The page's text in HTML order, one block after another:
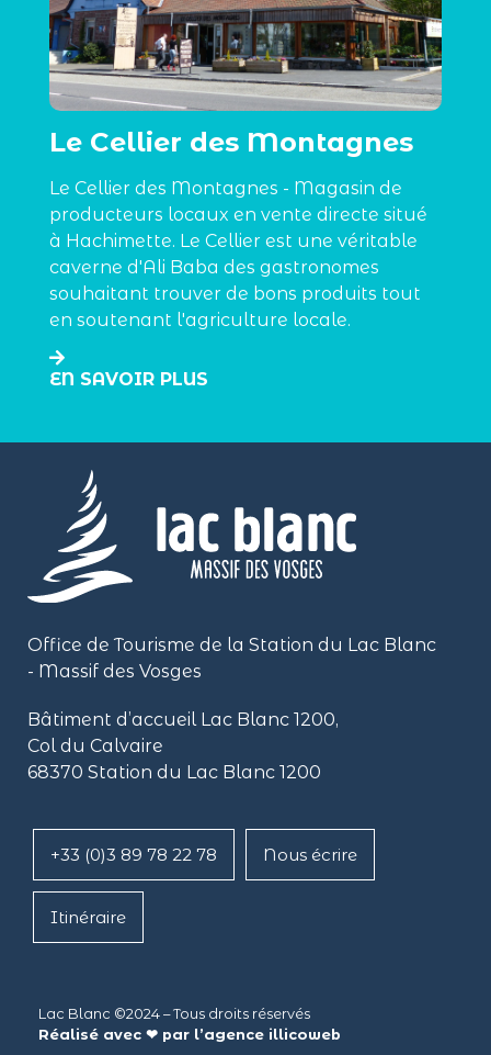
Le Cellier des Montagnes
Le Cellier des Montagnes - Magasin de
producteurs locaux en vente directe situé
à Hachimette. Le Cellier est une véritable
caverne d'Ali Baba des gastronomes
souhaitant trouver de bons produits tout
en soutenant l'agriculture locale.
EN SAVOIR PLUS
Office de Tourisme de la Station du Lac Blanc
- Massif des Vosges
Bâtiment d’accueil Lac Blanc 1200,
Col du Calvaire
68370 Station du Lac Blanc 1200
+33 (0)3 89 78 22 78 Nous écrire
Itinéraire
Lac Blanc ©2024 – Tous droits réservés
Réalisé avec ❤ par l’agence illicoweb